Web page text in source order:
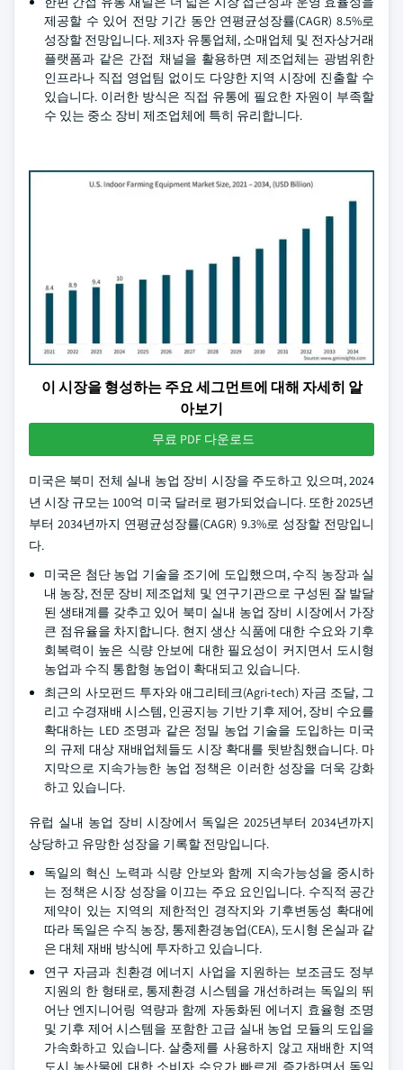
제공할 수 있어 전망 기간 동안 연평균성장률(CAGR) 8.5%로
성장할 전망입니다. 제3자 유통업체, 소매업체 및 전자상거래
플랫폼과 같은 간접 채널을 활용하면 제조업체는 광범위한
인프라나 직접 영업팀 없이도 다양한 지역 시장에 진출할 수
있습니다. 이러한 방식은 직접 유통에 필요한 자원이 부족할
수 있는 중소 장비 제조업체에 특히 유리합니다.
이 시장을 형성하는 주요 세그먼트에 대해 자세히 알
아보기
무료 PDF 다운로드
미국은 북미 전체 실내 농업 장비 시장을 주도하고 있으며, 2024
년 시장 규모는 100억 미국 달러로 평가되었습니다. 또한 2025년
부터 2034년까지 연평균성장률(CAGR) 9.3%로 성장할 전망입니
다.
미국은 첨단 농업 기술을 조기에 도입했으며, 수직 농장과 실
내 농장, 전문 장비 제조업체 및 연구기관으로 구성된 잘 발달
된 생태계를 갖추고 있어 북미 실내 농업 장비 시장에서 가장
큰 점유율을 차지합니다. 현지 생산 식품에 대한 수요와 기후
회복력이 높은 식량 안보에 대한 필요성이 커지면서 도시형
농업과 수직 통합형 농업이 확대되고 있습니다.
최근의 사모펀드 투자와 애그리테크(Agri-tech) 자금 조달, 그
리고 수경재배 시스템, 인공지능 기반 기후 제어, 장비 수요를
확대하는 LED 조명과 같은 정밀 농업 기술을 도입하는 미국
의 규제 대상 재배업체들도 시장 확대를 뒷받침했습니다. 마
지막으로 지속가능한 농업 정책은 이러한 성장을 더욱 강화
하고 있습니다.
유럽 실내 농업 장비 시장에서 독일은 2025년부터 2034년까지
상당하고 유망한 성장을 기록할 전망입니다.
독일의 혁신 노력과 식량 안보와 함께 지속가능성을 중시하
는 정책은 시장 성장을 이끄는 주요 요인입니다. 수직적 공간
제약이 있는 지역의 제한적인 경작지와 기후변동성 확대에
따라 독일은 수직 농장, 통제환경농업(CEA), 도시형 온실과 같
은 대체 재배 방식에 투자하고 있습니다.
연구 자금과 친환경 에너지 사업을 지원하는 보조금도 정부
지원의 한 형태로, 통제환경 시스템을 개선하려는 독일의 뛰
어난 엔지니어링 역량과 함께 자동화된 에너지 효율형 조명
및 기후 제어 시스템을 포함한 고급 실내 농업 모듈의 도입을
가속화하고 있습니다. 살충제를 사용하지 않고 재배한 지역
도시 농산물에 대한 소비자 수요가 빠르게 증가하면서 독일